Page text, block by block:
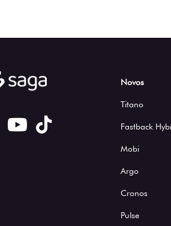
Novos
Titano
Fastback
Mobi
Argo
Cronos
Pulse